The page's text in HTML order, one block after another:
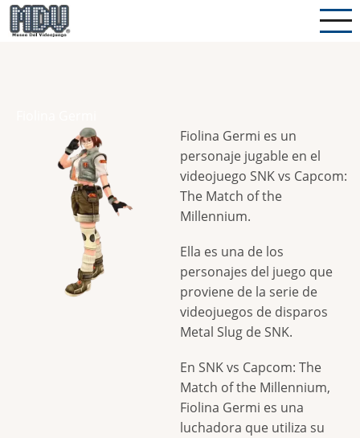
Pasar
al
Fiolina Germi es un
personaje jugable en el
videojuego SNK vs Capcom:
The Match of the
Millennium.
Ella es una de los
personajes del juego que
proviene de la serie de
videojuegos de disparos
Metal Slug de SNK.
En SNK vs Capcom: The
Match of the Millennium,
Fiolina Germi es una
luchadora que utiliza su